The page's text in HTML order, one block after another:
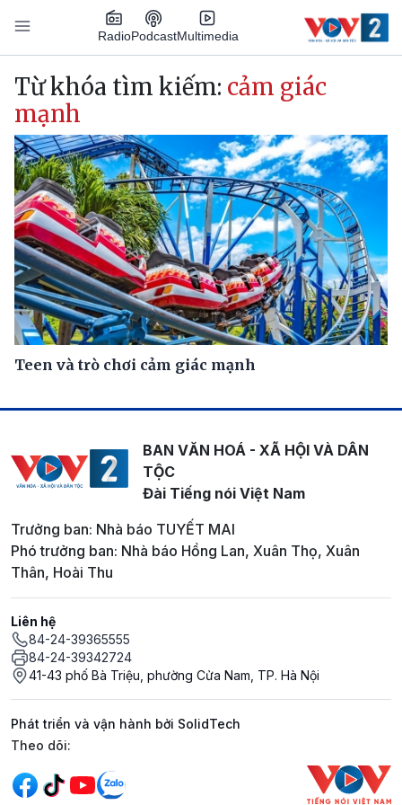
Nhảy đến nội dung
RadioPodcastMultimedia
Main navigation
Từ khóa tìm kiếm: cảm giác
mạnh
Teen và trò chơi cảm giác mạnh
BAN VĂN HOÁ - XÃ HỘI VÀ DÂN
TỘC
Đài Tiếng nói Việt Nam
Trưởng ban: Nhà báo TUYẾT MAI
Phó trưởng ban: Nhà báo Hồng Lan, Xuân Thọ, Xuân
Thân, Hoài Thu
Liên hệ
84-24-39365555
84-24-39342724
41-43 phố Bà Triệu, phường Cửa Nam, TP. Hà Nội
Phát triển và vận hành bởi SolidTech
Mạng xã hội
Theo dõi: